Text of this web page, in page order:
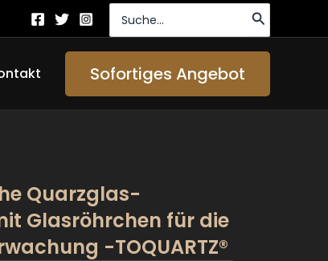
Suche
nach:
Us Sofortiges Angebot
Quarzglas-
Glasröhrchen für die
-TOQUARTZ®